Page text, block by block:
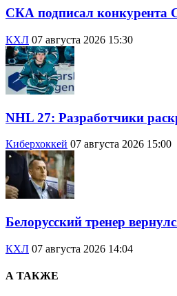
СКА подписал конкурента
КХЛ 07 августа 2026 15:30
NHL 27: Разработчики
Киберхоккей 07 августа 2026 15:00
Белорусский тренер
КХЛ 07 августа 2026 14:04
А ТАКЖЕ